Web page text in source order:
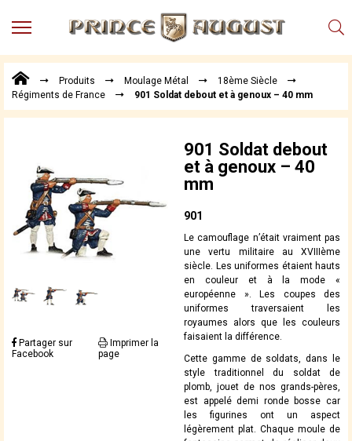
MENU
Points
de
Vente
Téléchargements
Techniques,
trucs et
astuces
Produits Moulage Métal
18ème Siècle
Régiments de France
901 Soldat debout et à genoux – 40 mm
Partager sur
Facebook
Imprimer la
page
901 Soldat debout
et à genoux – 40
mm
901
Le camouflage n’était vraiment pas
une vertu militaire au XVIIIème
siècle. Les uniformes étaient hauts
en couleur et à la mode «
européenne ». Les coupes des
uniformes traversaient les
royaumes alors que les couleurs
faisaient la différence.
Cette gamme de soldats, dans le
style traditionnel du soldat de
plomb, jouet de nos grands-pères,
est appelé demi ronde bosse car
les figurines ont un aspect
légèrement plat. Chaque moule de